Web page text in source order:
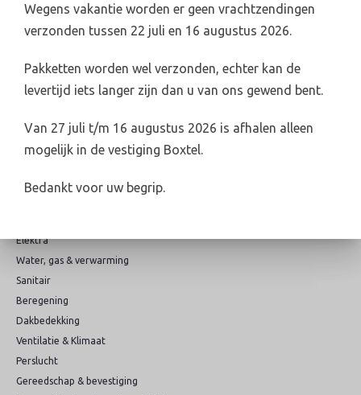
Levertijd 2-4 werkdagen (indien voorradig)
info@broederswebshop.nl
Categorieën
Elektra
Water, gas & verwarming
Sanitair
Beregening
Dakbedekking
Ventilatie & Klimaat
Perslucht
Gereedschap & bevestiging
Wegens vakantie worden er geen vrachtzendingen
verzonden tussen 22 juli en 16 augustus 2026.
Pakketten worden wel verzonden, echter kan de
levertijd iets langer zijn dan u van ons gewend bent.
Van 27 juli t/m 16 augustus 2026 is afhalen alleen
mogelijk in de vestiging Boxtel.
Bedankt voor uw begrip.